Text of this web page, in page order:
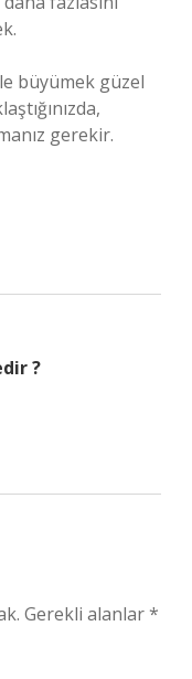
büyümek güzel
gerekir.
?
Gerekli alanlar*